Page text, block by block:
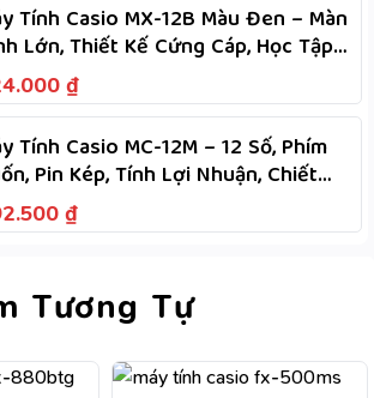
Tính Casio MX-12B Màu Đen – Màn
Lớn, Thiết Kế Cứng Cáp, Học Tập
Dàng ₫
Tính Casio MC-12M – 12 Số, Phím
Pin Kép, Tính Lợi Nhuận, Chiết
M+, M-
₫
Tương Tự